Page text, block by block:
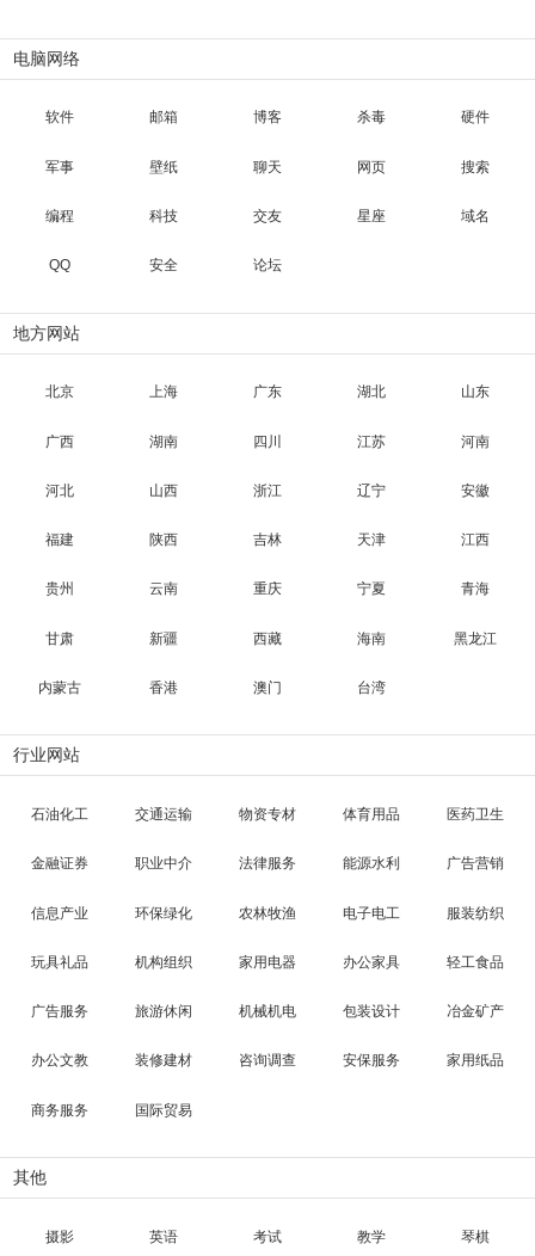
电脑网络
软件 邮箱 博客 杀毒 硬件
军事 壁纸 聊天 网页 搜索
编程 科技 交友 星座 域名
QQ 安全 论坛
地方网站
北京 上海 广东 湖北 山东
广西 湖南 四川 江苏 河南
河北 山西 浙江 辽宁 安徽
福建 陕西 吉林 天津 江西
贵州 云南 重庆 宁夏 青海
甘肃 新疆 西藏 海南 黑龙江
内蒙古 香港 澳门 台湾
行业网站
石油化工 交通运输 物资专材 体育用品 医药卫生
金融证券 职业中介 法律服务 能源水利 广告营销
信息产业 环保绿化 农林牧渔 电子电工 服装纺织
玩具礼品 机构组织 家用电器 办公家具 轻工食品
广告服务 旅游休闲 机械机电 包装设计 冶金矿产
办公文教 装修建材 咨询调查 安保服务 家用纸品
商务服务 国际贸易
其他
摄影 英语 考试 教学 琴棋